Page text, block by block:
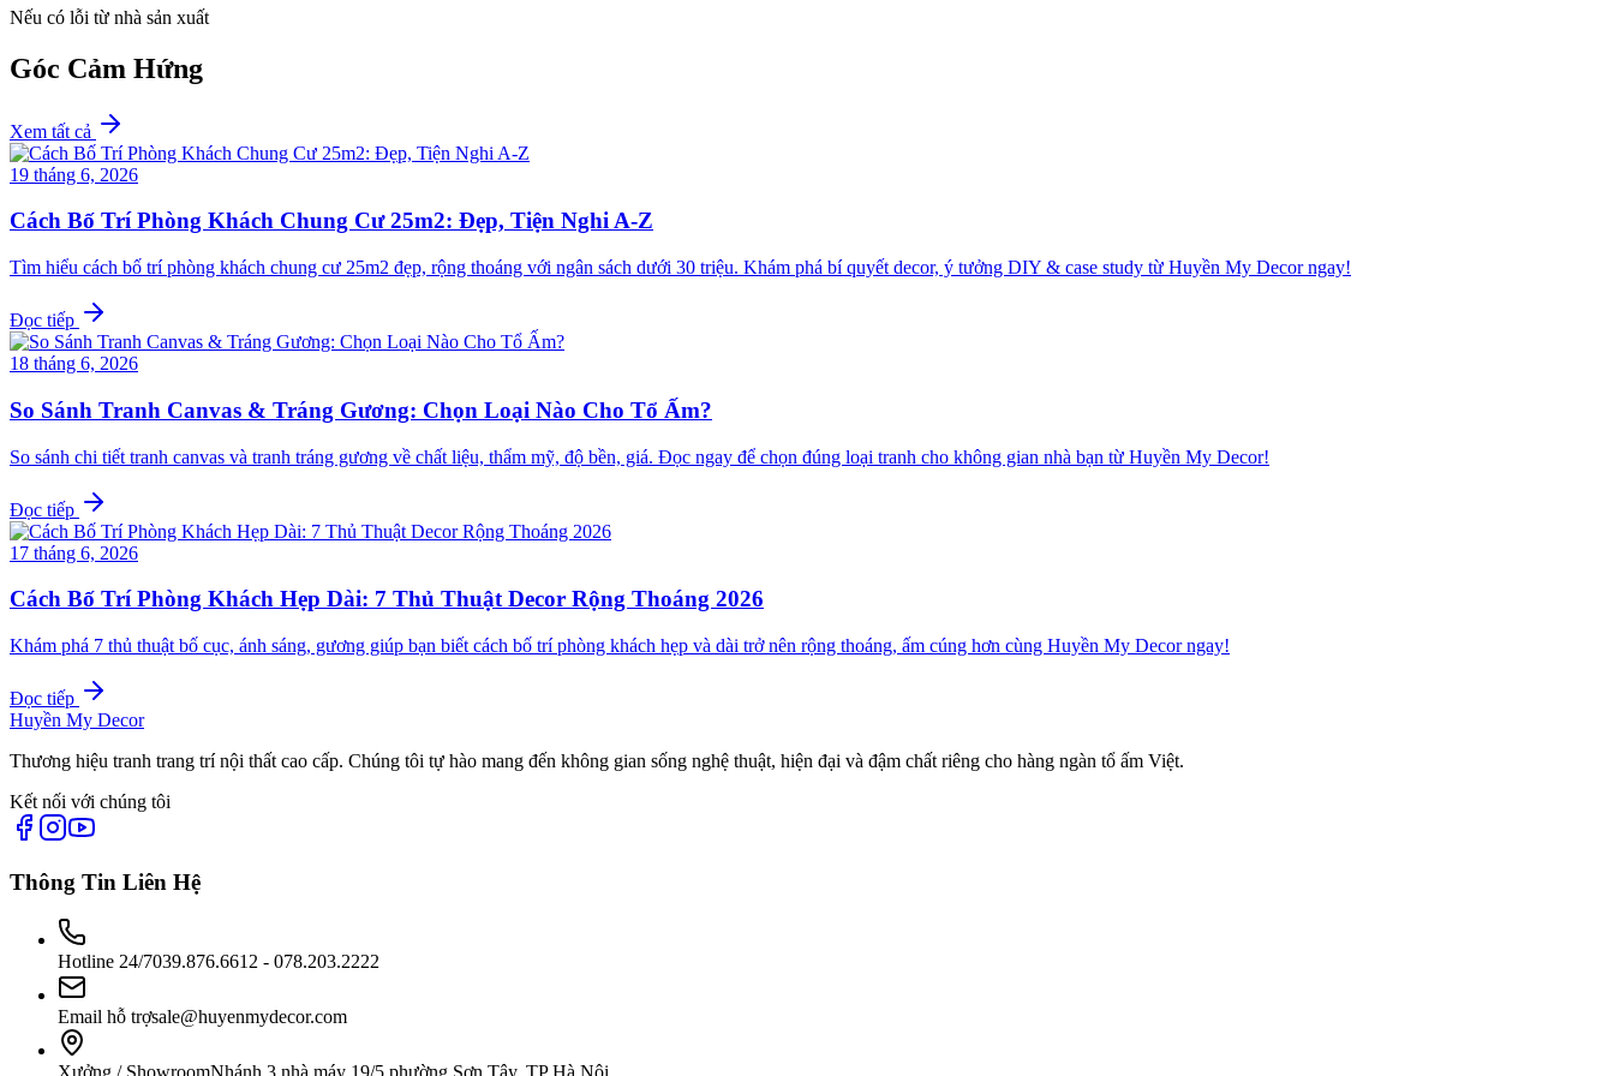
Nếu có lỗi từ nhà sản xuất
Góc Cảm Hứng
Xem tất cả
19 tháng 6, 2026
Cách Bố Trí Phòng Khách Chung Cư 25m2: Đẹp, Tiện Nghi A-Z
Tìm hiểu cách bố trí phòng khách chung cư 25m2 đẹp, rộng thoáng với ngân sách dưới 30 triệu. Khám phá bí quyết decor, ý tưởng DIY & case study từ Huyền My Decor ngay!
Đọc tiếp
18 tháng 6, 2026
So Sánh Tranh Canvas & Tráng Gương: Chọn Loại Nào Cho Tổ Ấm?
So sánh chi tiết tranh canvas và tranh tráng gương về chất liệu, thẩm mỹ, độ bền, giá. Đọc ngay để chọn đúng loại tranh cho không gian nhà bạn từ Huyền My Decor!
Đọc tiếp
17 tháng 6, 2026
Cách Bố Trí Phòng Khách Hẹp Dài: 7 Thủ Thuật Decor Rộng Thoáng 2026
Khám phá 7 thủ thuật bố cục, ánh sáng, gương giúp bạn biết cách bố trí phòng khách hẹp và dài trở nên rộng thoáng, ấm cúng hơn cùng Huyền My Decor ngay!
Đọc tiếp
Huyền My Decor
Thương hiệu tranh trang trí nội thất cao cấp. Chúng tôi tự hào mang đến không gian sống nghệ thuật, hiện đại và đậm chất riêng cho hàng ngàn tổ ấm Việt.
Kết nối với chúng tôi
Thông Tin Liên Hệ
Hotline 24/7039.876.6612 - 078.203.2222
Email hỗ trợsale@huyenmydecor.com